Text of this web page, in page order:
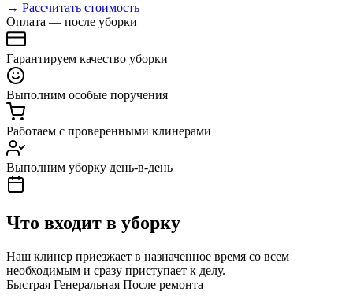
→ Рассчитать стоимость
Оплата — после уборки
Гарантируем качество уборки
Выполним особые поручения
Работаем с проверенными клинерами
Выполним уборку день-в-день
Что входит в уборку
Наш клинер приезжает в назначенное время со всем
необходимым и сразу приступает к делу.
Быстрая Генеральная После ремонта